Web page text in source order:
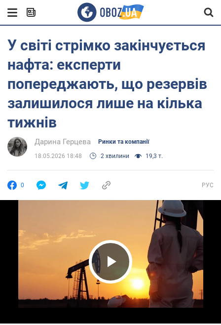
У світі стрімко закінчується
нафта: експерти
попереджають, що резервів
залишилося лише на кілька
тижнів
Дарина Герцева Ринки та компанії
18.05.2026 18:48 2 хвилини 19,3 т.
0 РУС
Play Video